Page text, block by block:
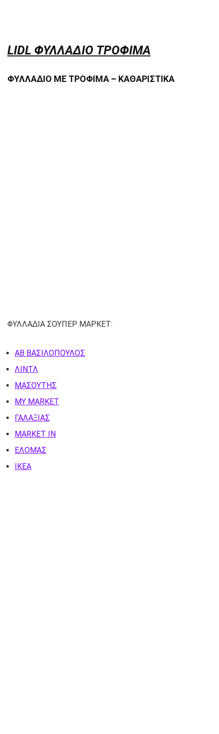
LIDL ΦΥΛΛΑΔΙΟ ΤΡΟΦΙΜΑ
ΦΥΛΛΑΔΙΟ ΜΕ ΤΡΟΦΙΜΑ – ΚΑΘΑΡΙΣΤΙΚΑ
ΦΥΛΛΑΔΙΑ ΣΟΥΠΕΡ ΜΑΡΚΕΤ:
ΑΒ ΒΑΣΙΛΟΠΟΥΛΟΣ
ΛΙΝΤΛ
ΜΑΣΟΥΤΗΣ
MY MARKET
ΓΑΛΑΞΙΑΣ
MARKET IN
ΕΛΟΜΑΣ
ΙΚΕΑ